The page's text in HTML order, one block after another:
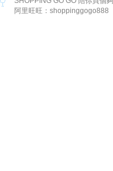
阿里旺旺：shoppinggogo888